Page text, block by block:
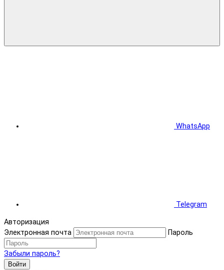
WhatsApp
Telegram
Авторизация
Электронная почта
Пароль
Забыли пароль?
Войти